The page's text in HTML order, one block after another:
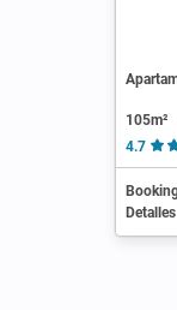
105m²
4.7
Detalles